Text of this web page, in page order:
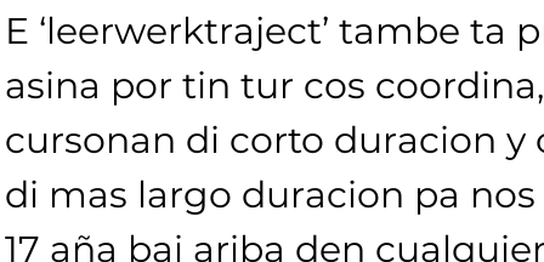
E ‘leerwerktraject’ tambe ta
asina por tin tur cos
cursonan di corto duracion
di mas largo duracion pa
17 aña bai ariba den